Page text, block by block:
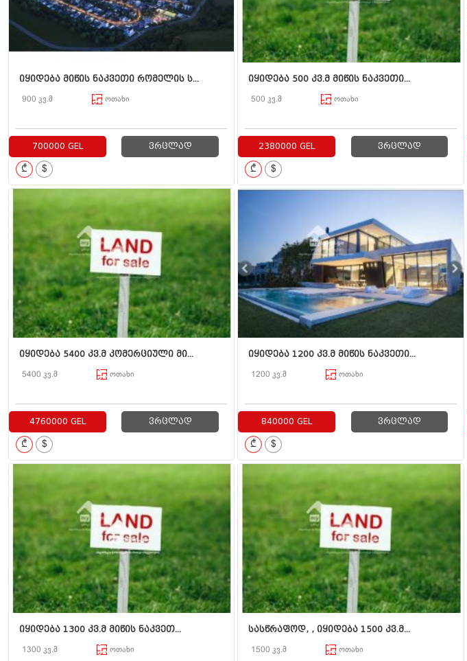
იყიდება მიწის ნაკვეთი რომელის ს...
900 კვ.მ ოთახი
700000 GEL ვრცლად
₾ $
იყიდება 500 კვ.მ მიწის ნაკვეთი...
500 კვ.მ ოთახი
2380000 GEL ვრცლად
₾ $
იყიდება 5400 კვ.მ კომერციული მი...
5400 კვ.მ ოთახი
4760000 GEL ვრცლად
₾ $
იყიდება 1200 კვ.მ მიწის ნაკვეთი...
1200 კვ.მ ოთახი
840000 GEL ვრცლად
₾ $
იყიდება 1300 კვ.მ მიწის ნაკვეთ...
1300 კვ.მ ოთახი
სასწრაფოდ, , იყიდება 1500 კვ.მ...
1500 კვ.მ ოთახი